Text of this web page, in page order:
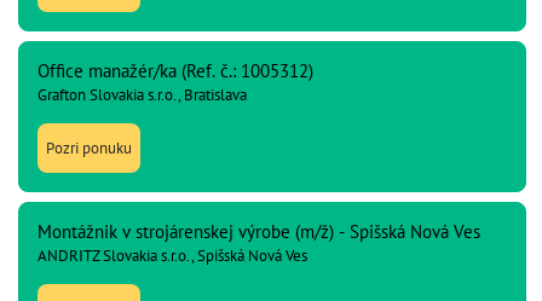
Office manažér/ka (Ref. č.: 1005312)
Grafton Slovakia s.r.o., Bratislava
Pozri ponuku
Montážnik v strojárenskej výrobe (m/ž) - Spišská Nová Ves
ANDRITZ Slovakia s.r.o., Spišská Nová Ves